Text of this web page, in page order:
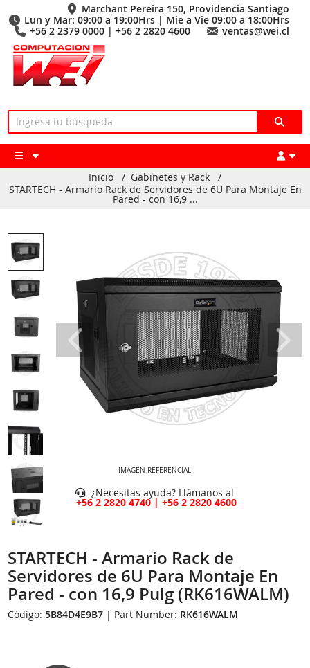
Marchant Pereira 150, Providencia Santiago
Lun y Mar: 09:00 a 19:00Hrs | Mie a Vie 09:00 a 18:00Hrs
+56 2 2379 0000 | +56 2 2820 4600
ventas@wei.cl
Inicio / Gabinetes y Rack
/
STARTECH - Armario Rack de Servidores de 6U Para Montaje En
Pared - con 16,9 ...
IMAGEN REFERENCIAL
¿Necesitas ayuda? Llámanos al
+56 2 2820 4740 | +56 2 2820 4600
STARTECH - Armario Rack de
Servidores de 6U Para Montaje En
Pared - con 16,9 Pulg (RK616WALM)
Código:5B84D4E9B7 | Part Number: RK616WALM